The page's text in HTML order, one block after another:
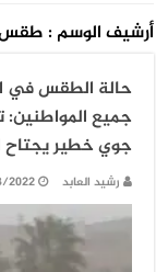
أرشيف الوسم : طقس
حالة الطقس في
جميع
جوي خطير يجتاح
رشيد العابد 2022